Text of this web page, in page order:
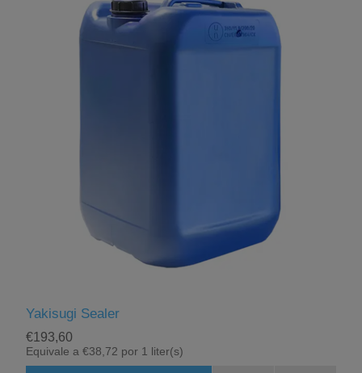
Yakisugi Sealer
€193,60
Equivale a €38,72 por 1 liter(s)